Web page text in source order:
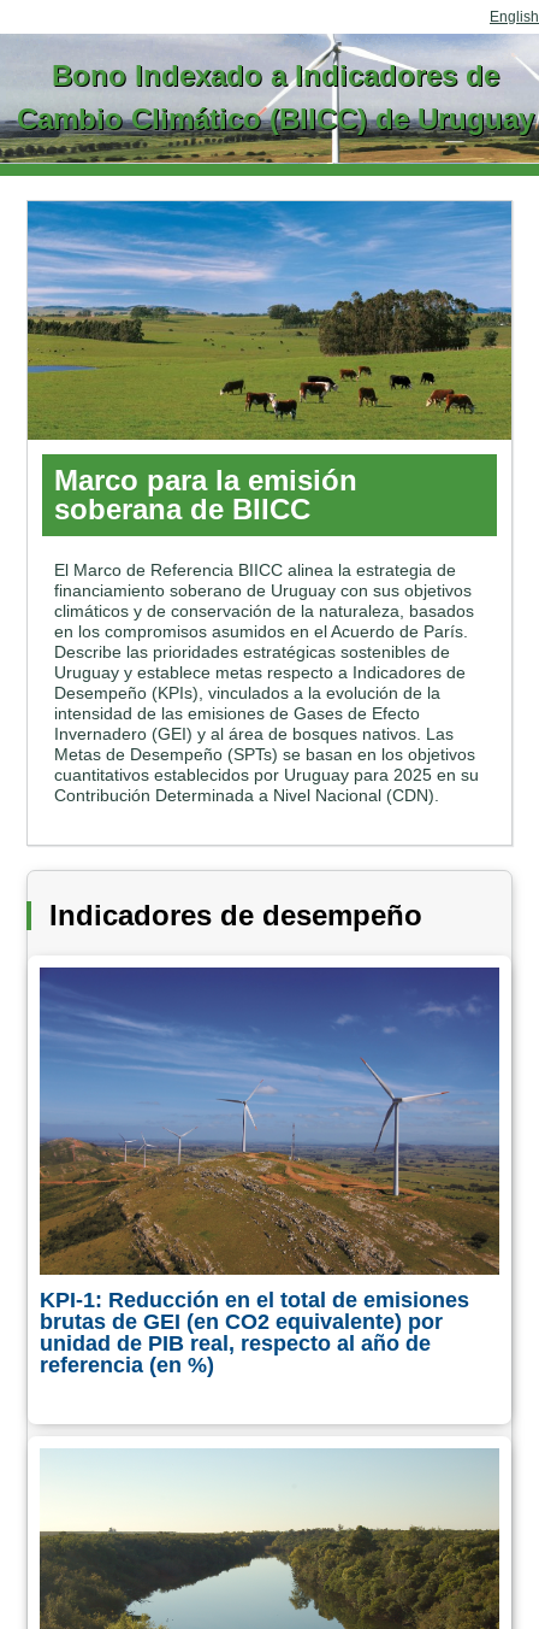
English
Bono Indexado a Indicadores de
Cambio Climático (BIICC) de Uruguay
Marco para la emisión
soberana de BIICC
El Marco de Referencia BIICC alinea la estrategia de
financiamiento soberano de Uruguay con sus objetivos
climáticos y de conservación de la naturaleza, basados
en los compromisos asumidos en el Acuerdo de París.
Describe las prioridades estratégicas sostenibles de
Uruguay y establece metas respecto a Indicadores de
Desempeño (KPIs), vinculados a la evolución de la
intensidad de las emisiones de Gases de Efecto
Invernadero (GEI) y al área de bosques nativos. Las
Metas de Desempeño (SPTs) se basan en los objetivos
cuantitativos establecidos por Uruguay para 2025 en su
Contribución Determinada a Nivel Nacional (CDN).
Indicadores de desempeño
KPI-1: Reducción en el total de emisiones
brutas de GEI (en CO2 equivalente) por
unidad de PIB real, respecto al año de
referencia (en %)